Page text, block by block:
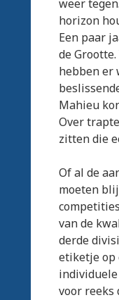
weer
horizon
Een paar
de
hebben er
Mahieu
Over
zitten die
Of al de
moeten
van de
derde
etiketje op
voor reeks